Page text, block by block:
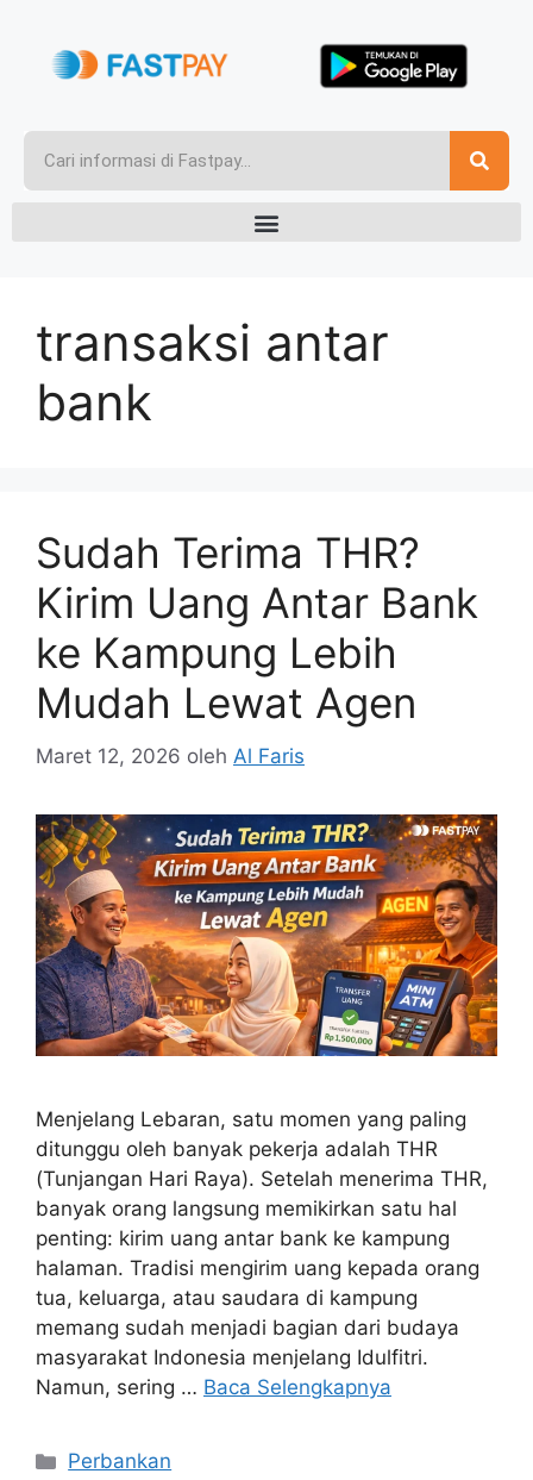
transaksi antar
bank
Sudah Terima THR?
Kirim Uang Antar Bank
ke Kampung Lebih
Mudah Lewat Agen
Maret 12, 2026 oleh Al Faris
Menjelang Lebaran, satu momen yang paling
ditunggu oleh banyak pekerja adalah THR
(Tunjangan Hari Raya). Setelah menerima THR,
banyak orang langsung memikirkan satu hal
penting: kirim uang antar bank ke kampung
halaman. Tradisi mengirim uang kepada orang
tua, keluarga, atau saudara di kampung
memang sudah menjadi bagian dari budaya
masyarakat Indonesia menjelang Idulfitri.
Namun, sering … Baca Selengkapnya
Perbankan